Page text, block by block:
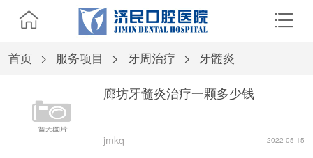
首页 > 服务项目 > 牙周治疗 > 牙髓炎
廊坊牙髓炎治疗一颗多少钱
jmkq 2022-05-15